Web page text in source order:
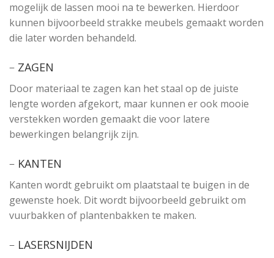
mogelijk de lassen mooi na te bewerken. Hierdoor
kunnen bijvoorbeeld strakke meubels gemaakt worden
die later worden behandeld.
– ZAGEN
Door materiaal te zagen kan het staal op de juiste
lengte worden afgekort, maar kunnen er ook mooie
verstekken worden gemaakt die voor latere
bewerkingen belangrijk zijn.
– KANTEN
Kanten wordt gebruikt om plaatstaal te buigen in de
gewenste hoek. Dit wordt bijvoorbeeld gebruikt om
vuurbakken of plantenbakken te maken.
– LASERSNIJDEN